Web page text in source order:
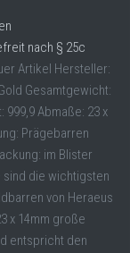
nach § 25c
Artikel Hersteller:
Gesamtgewicht:
999,9 Abmaße: 23 x
Prägebarren
im Blister
sind die wichtigsten
von Heraeus
x 14mm große
entspricht den